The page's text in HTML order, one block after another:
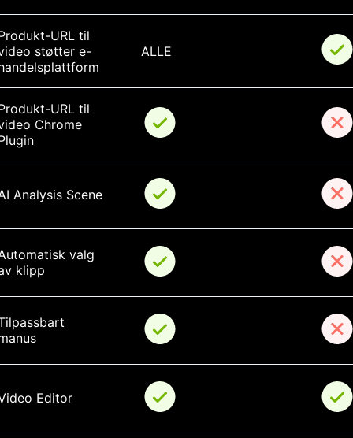
URL til
støtter e-
ALLE
URL til
Chrome
Analysis Scene
valg
klipp
Editor